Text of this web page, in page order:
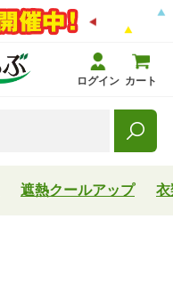
ログイン カート
遮熱クールアップ 衣